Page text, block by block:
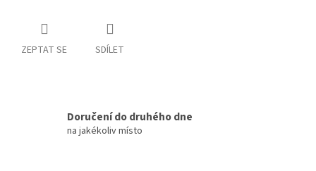
ZEPTAT SE SDÍLET
Doručení do druhého dne
na jakékoliv místo